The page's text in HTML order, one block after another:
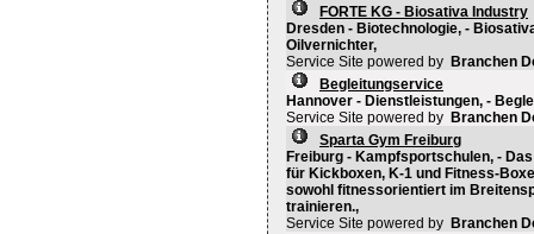
FORTE KG - Biosativa Industry
Dresden - Biotechnologie, -
Oilvernichter,
Service Site powered by Branchen
Begleitungservice
Hannover - Dienstleistungen, -
Service Site powered by Branchen
Sparta Gym Freiburg
Freiburg - Kampfsportschulen, -
für Kickboxen, K-1 und Fitness-
sowohl fitnessorientiert im
trainieren.,
Service Site powered by Branchen